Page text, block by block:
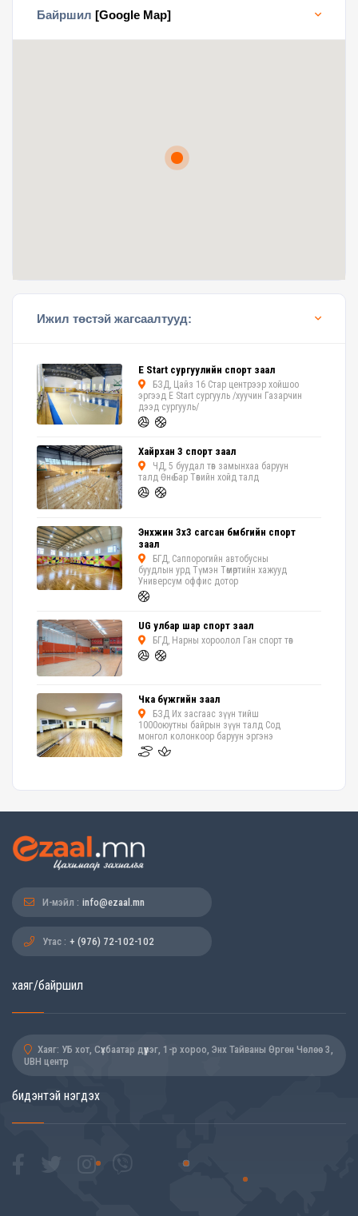
Байршил [Google Map]
Ижил төстэй жагсаалтууд:
E Start сургуулийн спорт заал
БЗД, Цайз 16 Стар центрээр хойшоо
эргээд E Start сургууль /хуучин Газарчин
дээд сургууль/
Хайрхан 3 спорт заал
ЧД, 5 буудал төв замынхаа баруун
талд Өнө Бар Төвийн хойд талд
Энхжин 3х3 сагсан бөмбөгийн спорт
заал
БГД, Саппорогийн автобусны
буудлын урд Түмэн Төмөртийн хажууд
Универсум оффис дотор
UG улбар шар спорт заал
БГД, Нарны хороолол Ган спорт төв
Чка бүжгийн заал
БЗД Их засгаас зүүн тийш
1000оюутны байрын зүүн талд Сод
монгол колонкоор баруун эргэнэ
И-мэйл : info@ezaal.mn
Утас : + (976) 72-102-102
хаяг/байршил
Хаяг: УБ хот, Сүхбаатар дүүрэг, 1-р хороо, Энх Тайваны Өргөн Чөлөө 3,
UBH центр
бидэнтэй нэгдэх